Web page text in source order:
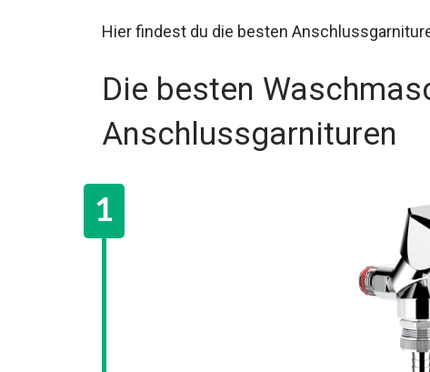
Hier findest du die besten
Die besten
Anschlussgarnituren